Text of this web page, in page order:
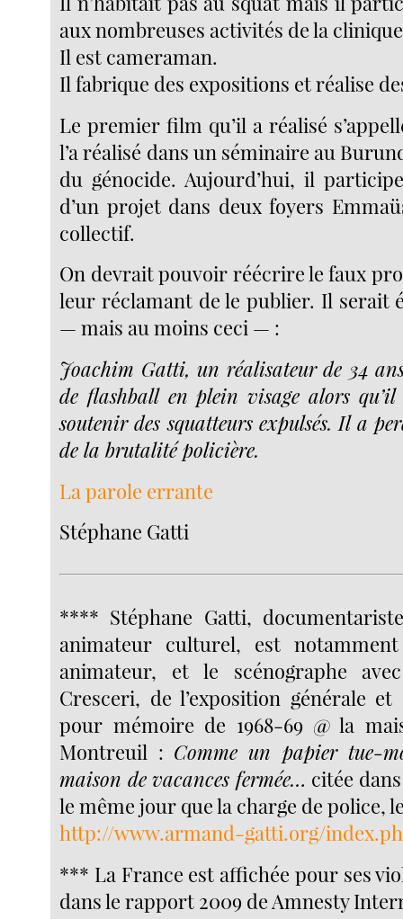
aux nombreuses activités de la
Il est cameraman.
Il fabrique des expositions et réalise
Le premier film qu’il a réalisé
l’a réalisé dans un séminaire au
du génocide. Aujourd’hui, il
d’un projet dans deux foyers
collectif.
On devrait pouvoir réécrire le faux
leur réclamant de le publier. Il serait
— mais au moins ceci — :
Joachim Gatti, un réalisateur de 34
de flashball en plein visage alors
soutenir des squatteurs expulsés. Il a
de la brutalité policière.
La parole errante
Stéphane Gatti
**** Stéphane Gatti,
animateur culturel, est
animateur, et le scénographe
Cresceri, de l’exposition générale et
pour mémoire de 1968-69 @ la
Montreuil : Comme un papier tue-
maison de vacances fermée… citée
le même jour que la charge de police,
http://www.armand-gatti.org/
*** La France est affichée pour ses
dans le rapport 2009 de Amnesty